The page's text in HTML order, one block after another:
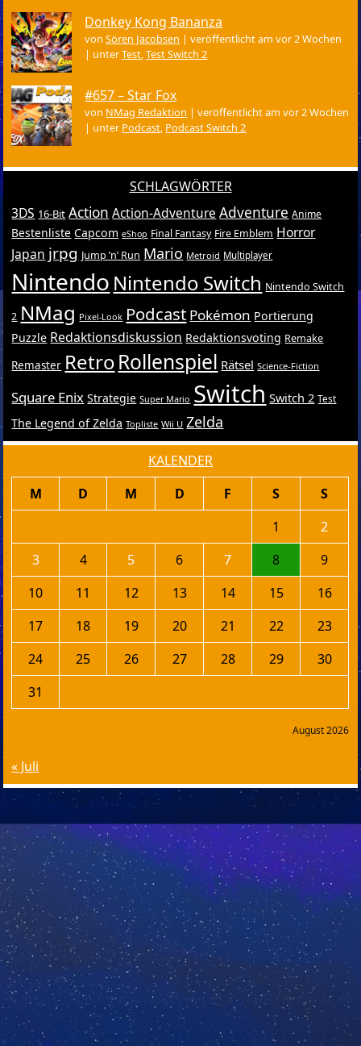
Donkey Kong Bananza
vonSören Jacobsen |veröffentlicht am vor 2 Wochen
| unterTest,Test Switch 2
#657 – Star Fox
von NMag Redaktion |veröffentlicht am vor 2 Wochen
| unter Podcast, Podcast Switch 2
SCHLAGWÖRTER
3DS 16-Bit Action Action-Adventure Adventure Anime
Bestenliste Capcom eShop Final Fantasy Fire Emblem Horror
Japan jrpg Jump ’n’ Run Mario Metroid Multiplayer
Nintendo Nintendo Switch Nintendo Switch
2 NMag Pixel-Look Podcast Pokémon Portierung
Puzzle Redaktionsdiskussion Redaktionsvoting Remake
Remaster RetroRollenspiel Rätsel Science-Fiction
Square Enix Strategie Super Mario Switch Switch 2 Test
The Legend of Zelda Topliste Wii U Zelda
KALENDER
August 2026
M D M D F S
S
1
2
3
4 5 6 7 8
9
10
11 12 13 14 15
16
17
18 19 20 21 22
23
24
25 26 27 28 29
30
31
« Juli